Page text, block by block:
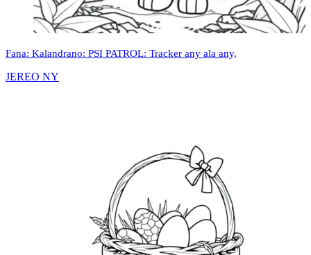
Fana: Kalandrano: PSI PATROL: Tracker any ala any,
JEREO NY